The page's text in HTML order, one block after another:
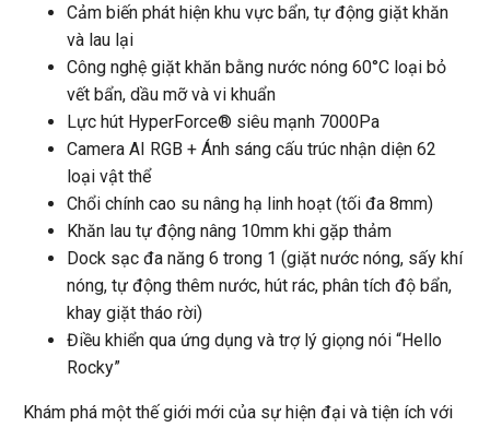
Cảm biến phát hiện khu vực bẩn, tự động giặt khăn
và lau lại
Công nghệ giặt khăn bằng nước nóng 60°C loại bỏ
vết bẩn, dầu mỡ và vi khuẩn
Lực hút HyperForce® siêu mạnh 7000Pa
Camera AI RGB + Ánh sáng cấu trúc nhận diện 62
loại vật thể
Chổi chính cao su nâng hạ linh hoạt (tối đa 8mm)
Khăn lau tự động nâng 10mm khi gặp thảm
Dock sạc đa năng 6 trong 1 (giặt nước nóng, sấy khí
nóng, tự động thêm nước, hút rác, phân tích độ bẩn,
khay giặt tháo rời)
Điều khiển qua ứng dụng và trợ lý giọng nói “Hello
Rocky”
Khám phá một thế giới mới của sự hiện đại và tiện ích với